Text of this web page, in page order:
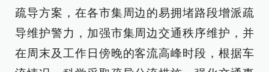
疏导方案，在各市集周边的易拥堵路段增派疏
导维护警力，加强市集周边交通秩序维护，并
在周末及工作日傍晚的客流高峰时段，根据车